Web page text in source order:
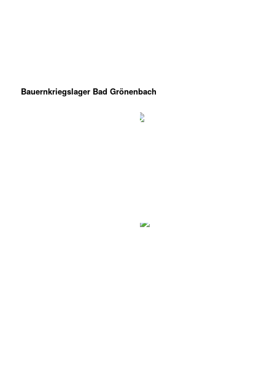
Bauernkriegslager Bad Grönenbach